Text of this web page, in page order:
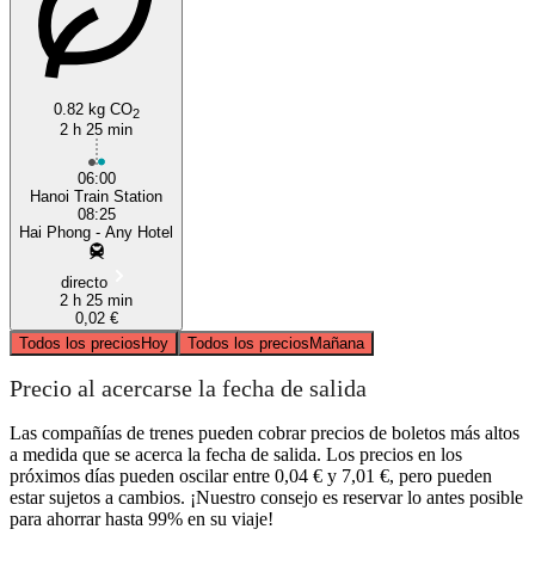
0.82 kg CO2
2 h 25 min
06:00
Hanoi Train Station
08:25
Hai Phong - Any Hotel
directo
2 h 25 min
0,02 €
Todos los preciosHoy Todos los preciosMañana
Precio al acercarse la fecha de salida
Las compañías de trenes pueden cobrar precios de boletos más altos
a medida que se acerca la fecha de salida. Los precios en los
próximos días pueden oscilar entre 0,04 € y 7,01 €, pero pueden
estar sujetos a cambios. ¡Nuestro consejo es reservar lo antes posible
para ahorrar hasta 99% en su viaje!